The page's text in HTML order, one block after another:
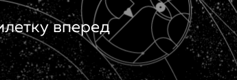
вперед